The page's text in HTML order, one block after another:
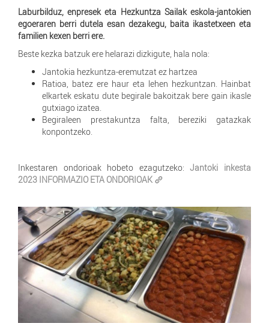
Laburbilduz, enpresek eta Hezkuntza Sailak eskola-jantokien
egoeraren berri dutela esan dezakegu, baita ikastetxeen eta
familien kexen berri ere.
Beste kezka batzuk ere helarazi dizkigute, hala nola:
Jantokia hezkuntza-eremutzat ez hartzea
Ratioa, batez ere haur eta lehen hezkuntzan. Hainbat
elkartek eskatu dute begirale bakoitzak bere gain ikasle
gutxiago izatea.
Begiraleen prestakuntza falta, bereziki gatazkak
konpontzeko.
Inkestaren ondorioak hobeto ezagutzeko:Jantoki inkesta
2023 INFORMAZIO ETA ONDORIOAK